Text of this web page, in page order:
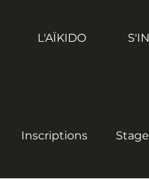
L'AÏKIDO
Inscriptions